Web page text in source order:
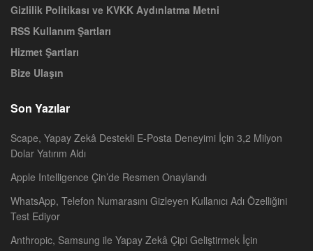
Gizlilik Politikası ve KVKK Aydınlatma Metni
RSS Kullanım Şartları
Hizmet Şartları
Bize Ulaşın
Son Yazılar
Scape, Yapay Zekâ Destekli E-Posta Deneyimi İçin 3,2 Milyon
Dolar Yatırım Aldı
Apple Intelligence Çin’de Resmen Onaylandı
WhatsApp, Telefon Numarasını Gizleyen Kullanıcı Adı Özelliğini
Test Ediyor
Anthropic, Samsung ile Yapay Zekâ Çipi Geliştirmek İçin